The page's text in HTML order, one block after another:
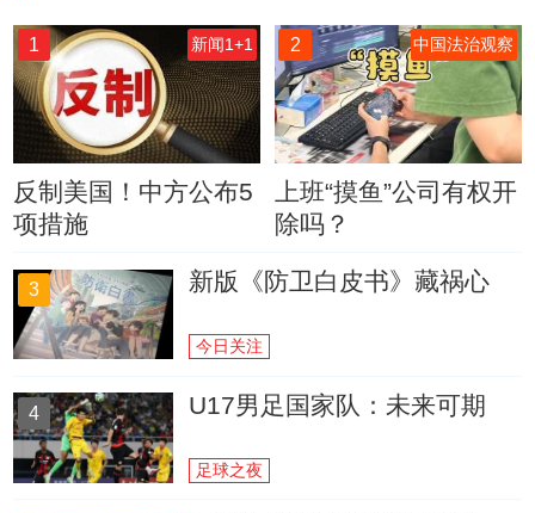
1 新闻1+1
反制美国！中方公布5
项措施
2 中国法治观察
上班“摸鱼”公司有权开
除吗？
3 新版《防卫白皮书》藏祸心
今日关注
4 U17男足国家队：未来可期
足球之夜